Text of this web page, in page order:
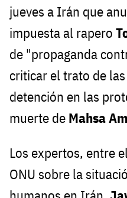
jueves a Irán que
impuesta al rapero
de "propaganda
criticar el trato de
detención en las
muerte de Mahsa
Los expertos, entre
ONU sobre la